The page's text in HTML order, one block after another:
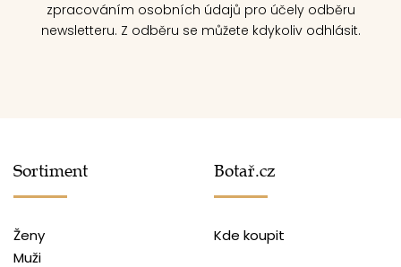
zpracováním osobních údajů pro účely odběru
newsletteru. Z odběru se můžete kdykoliv odhlásit.
Sortiment
Ženy
Muži
Botař.cz
Kde koupit